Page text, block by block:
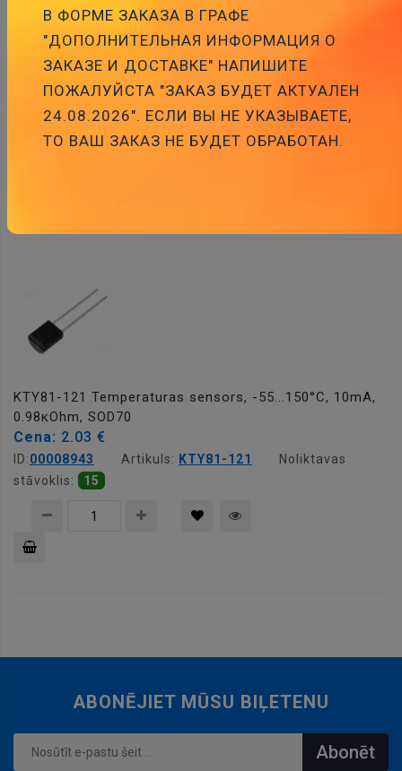
PT106054, temperatūras devējs,100R, Ø3*6mm,
3.85нppm/C, -50...+500C
Cena:4.02 €
stāvoklis:
7
KTY81-121 Temperaturas sensors, -55...150°C, 10mA,
0.98кOhm, SOD70
Cena: 2.03 €
ID:00008943 Artikuls: KTY81-121
Noliktavas
stāvoklis:
15
ABONĒJIET MŪSU BIĻETENU
Abonēt
В ФОРМЕ ЗАКАЗА В ГРАФЕ
"ДОПОЛНИТЕЛЬНАЯ ИНФОРМАЦИЯ О
ЗАКАЗЕ И ДОСТАВКЕ" НАПИШИТЕ
ПОЖАЛУЙСТА "ЗАКАЗ БУДЕТ АКТУАЛЕН
24.08.2026". ЕСЛИ ВЫ НЕ УКАЗЫВАЕТЕ,
ТО ВАШ ЗАКАЗ НЕ БУДЕТ ОБРАБОТАН.